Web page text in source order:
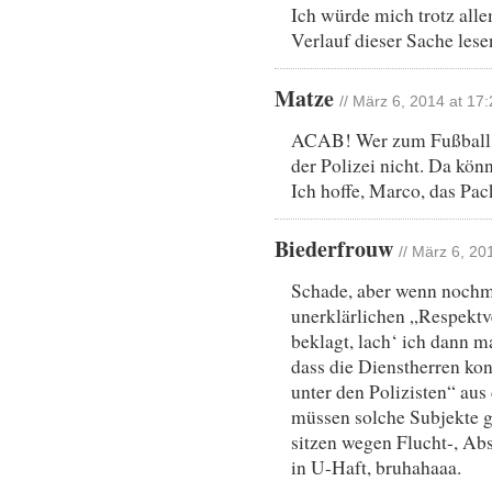
Ich würde mich trotz
Verlauf dieser Sache
Matze // März 6, 2014 at
ACAB! Wer zum
der Polizei nicht. Da
Ich hoffe, Marco, das
Biederfrouw // März 6,
Schade, aber wenn
unerklärlichen
beklagt, lach‘ ich dann
dass die Dienstherren
unter den Polizisten“
müssen solche Subjekte
sitzen wegen Flucht-,
in U-Haft, bruhahaaa.